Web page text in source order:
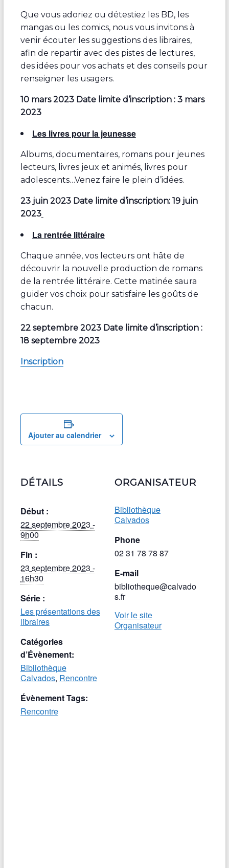
Que vous adoriez ou détestiez les BD, les
mangas ou les comics, nous vous invitons à
venir écouter les suggestions des libraires,
afin de repartir avec des pistes de lectures,
des idées pour vos achats et des conseils pour
renseigner les usagers.
10 mars 2023 Date limite d’inscription : 3 mars
2023
Les livres pour la jeunesse
Albums, documentaires, romans pour jeunes
lecteurs, livres jeux et animés, livres pour
adolescents…Venez faire le plein d’idées.
23 juin 2023 Date limite d’inscription: 19 juin
2023
La rentrée littéraire
Chaque année, vos lecteurs ont hâte de
découvrir la nouvelle production de romans
de la rentrée littéraire. Cette matinée saura
guider vos choix pour satisfaire les goûts de
chacun.
22 septembre 2023 Date limite d’inscription :
18 septembre 2023
Inscription
Ajouter au calendrier
DÉTAILS
Début :
22 septembre 2023 -
9h00
Fin :
23 septembre 2023 -
16h30
Série :
Les présentations des
libraires
Catégories
d’Évènement:
Bibliothèque
Calvados, Rencontre
Évènement Tags:
Rencontre
ORGANISATEUR
Bibliothèque
Calvados
Phone
02 31 78 78 87
E-mail
bibliotheque@calvado
s.fr
Voir le site
Organisateur